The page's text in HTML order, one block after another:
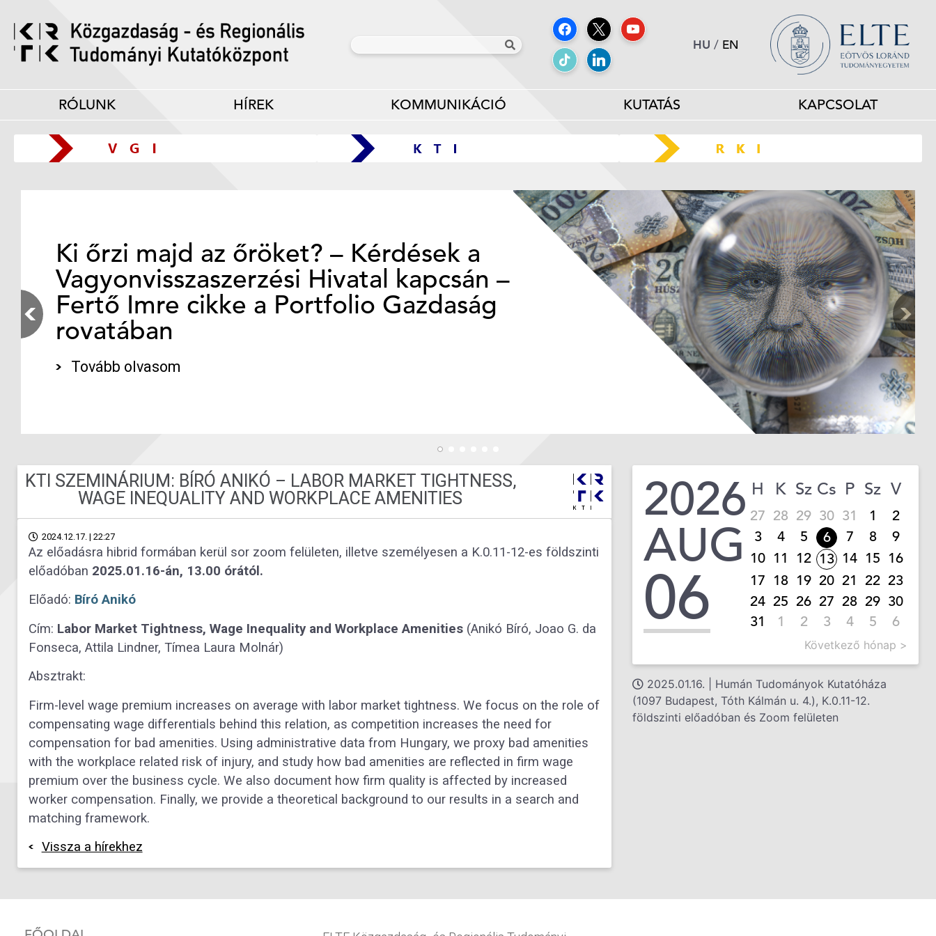
HU / EN
RÓLUNK HÍREK KOMMUNIKÁCIÓ KUTATÁS KAPCSOLAT
Ki őrzi majd az őröket? – Kérdések a
Vagyonvisszaszerzési Hivatal kapcsán –
Fertő Imre cikke a Portfolio Gazdaság
rovatában
Tovább olvasom
KTI SZEMINÁRIUM: BÍRÓ ANIKÓ – LABOR MARKET TIGHTNESS,
WAGE INEQUALITY AND WORKPLACE AMENITIES
2024.12.17. | 22:27
Az előadásra hibrid formában kerül sor zoom felületen, illetve személyesen a K.0.11-12-es földszinti
előadóban 2025.01.16-án, 13.00 órától.
Előadó: Bíró Anikó
Cím: Labor Market Tightness, Wage Inequality and Workplace Amenities (Anikó Bíró, Joao G. da
Fonseca, Attila Lindner, Tímea Laura Molnár)
Absztrakt:
Firm-level wage premium increases on average with labor market tightness. We focus on the role of
compensating wage differentials behind this relation, as competition increases the need for
compensation for bad amenities. Using administrative data from Hungary, we proxy bad amenities
with the workplace related risk of injury, and study how bad amenities are reflected in firm wage
premium over the business cycle. We also document how firm quality is affected by increased
worker compensation. Finally, we provide a theoretical background to our results in a search and
matching framework.
Vissza a hírekhez
2026
AUG
06
H K Sz Cs P Sz V
27 28 29 30 31 1
2
3
4 5 6 7 8
9
10 11 12 13 14 15 16
17 18 19 20 21 22 23
24 25 26 27 28 29 30
31
1 2 3 4 5 6
Következő hónap >
2025.01.16. | Humán Tudományok Kutatóháza
(1097 Budapest, Tóth Kálmán u. 4.), K.0.11-12.
földszinti előadóban és Zoom felületen